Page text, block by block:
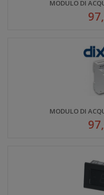
MODULO DI
MODULO DI